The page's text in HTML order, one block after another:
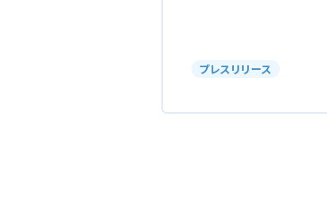
プレスリリース